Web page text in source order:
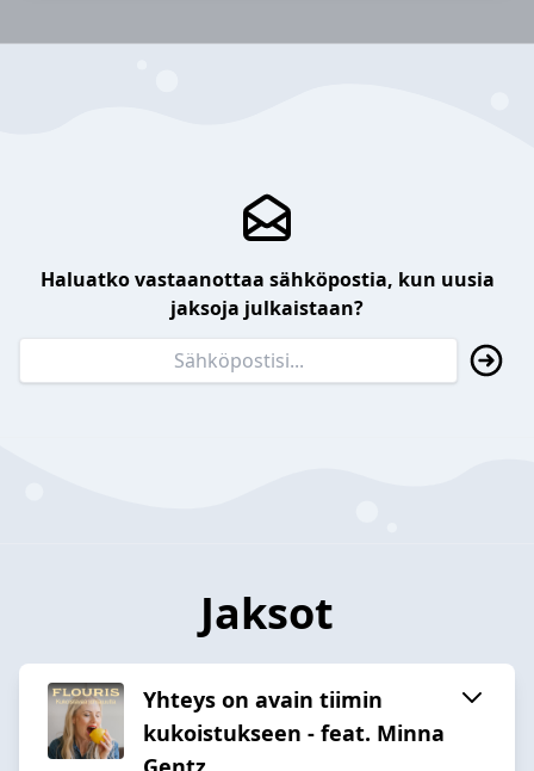
Haluatko vastaanottaa sähköpostia, kun uusia
jaksoja julkaistaan?
Jaksot
Yhteys on avain tiimin
kukoistukseen - feat. Minna